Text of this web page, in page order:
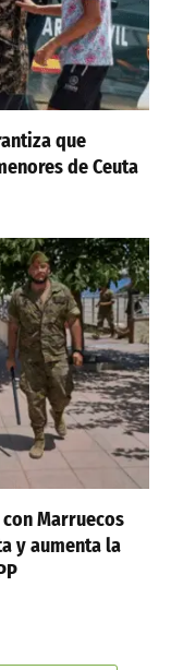
que
de Ceuta
Marruecos
y aumenta la